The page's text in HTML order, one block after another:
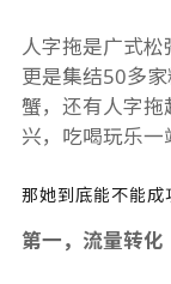
人字拖是广式松
更是集结50多
蟹，还有人字
兴，吃喝玩乐一
那她到底能不能成
第一，流量转化